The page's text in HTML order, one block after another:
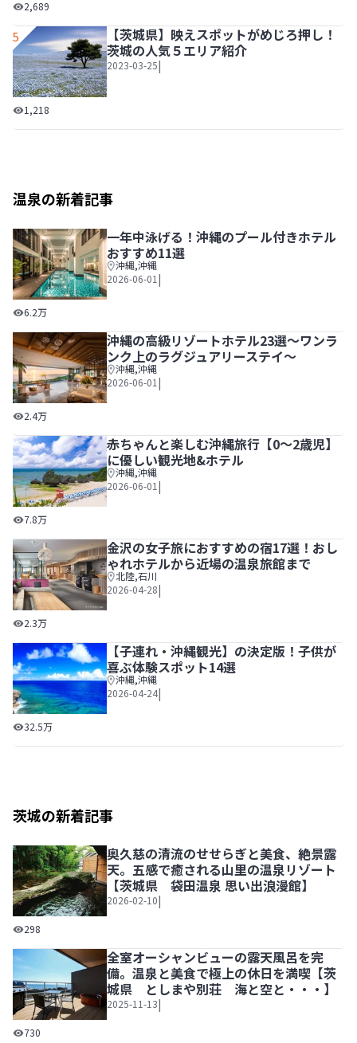
2,689
5
【茨城県】映えスポットがめじろ押し！茨城の人気５エリ
1,218
【茨城県】映えスポットがめじろ押し！
茨城の人気５エリア紹介
2023-03-25|
温泉の新着記事
一年中泳げる！沖縄のプール付きホテルおすすめ11選
6.2万
一年中泳げる！沖縄のプール付きホテル
おすすめ11選
沖縄,沖縄
2026-06-01 |
沖縄の高級リゾートホテル23選～ワンランク上のラグジュ
2.4万
沖縄の高級リゾートホテル23選～ワンラ
ンク上のラグジュアリーステイ～
沖縄,沖縄
2026-06-01 |
赤ちゃんと楽しむ沖縄旅行【0～2歳児】に優しい観光地&
7.8万
赤ちゃんと楽しむ沖縄旅行【0～2歳児】
に優しい観光地&ホテル
沖縄,沖縄
2026-06-01 |
金沢の女子旅におすすめの宿17選！おしゃれホテルから近
2.3万
金沢の女子旅におすすめの宿17選！おし
ゃれホテルから近場の温泉旅館まで
北陸,石川
2026-04-28|
【子連れ・沖縄観光】の決定版！子供が喜ぶ体験スポット
32.5万
【子連れ・沖縄観光】の決定版！子供が
喜ぶ体験スポット14選
沖縄,沖縄
2026-04-24|
茨城の新着記事
奥久慈の清流のせせらぎと美食、絶景露天。五感で癒さ
298
奥久慈の清流のせせらぎと美食、絶景露
天。五感で癒される山里の温泉リゾート
【茨城県 袋田温泉 思い出浪漫館】
2026-02-10|
全室オーシャンビューの露天風呂を完備。温泉と美食で
730
全室オーシャンビューの露天風呂を完
備。温泉と美食で極上の休日を満喫【茨
城県 としまや別荘 海と空と・・・】
2025-11-13|